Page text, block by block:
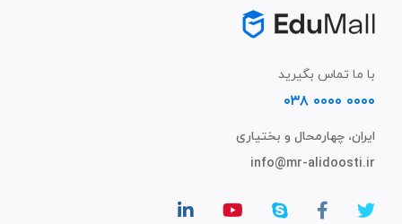
با ما تماس بگیرید
۰۰۰۰ ۰۰۰۰ ۰۳۸
ایران، چهارمحال و بختیاری
info@mr-alidoosti.ir